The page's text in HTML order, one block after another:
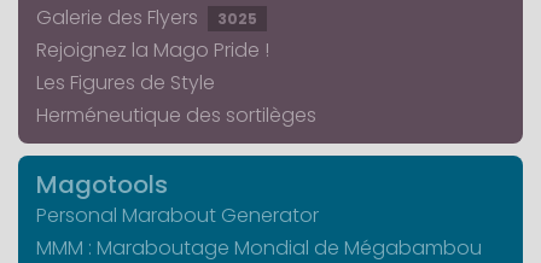
Galerie des Flyers
3025
Rejoignez la Mago Pride !
Les Figures de Style
Herméneutique des sortilèges
Magotools
Personal Marabout Generator
MMM : Maraboutage Mondial de Mégabambou